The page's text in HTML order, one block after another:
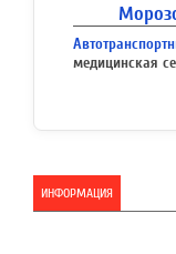
медицинская
ИНФОРМАЦИЯ